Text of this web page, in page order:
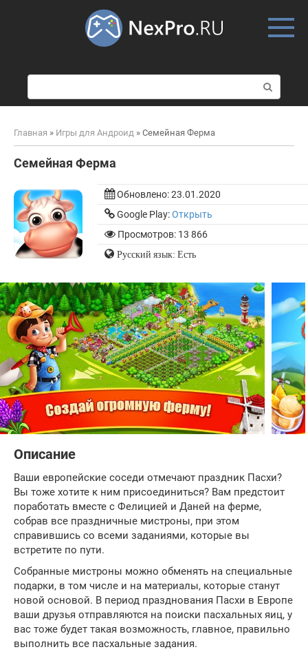
о
и
к
Главная » Игры для Андроид » Семейная Ферма
Семейная Ферма
Обновлено:23.01.2020
Google Play:Открыть
Просмотров: 13 866
Русский язык: Есть
Описание
Ваши европейские соседи отмечают праздник Пасхи?
Вы тоже хотите к ним присоединиться? Вам предстоит
поработать вместе с Фелицией и Даней на ферме,
собрав все праздничные мистроны, при этом
справившись со всеми заданиями, которые вы
встретите по пути.
Собранные мистроны можно обменять на специальные
подарки, в том числе и на материалы, которые станут
новой основой. В период празднования Пасхи в Европе
ваши друзья отправляются на поиски пасхальных яиц, у
вас тоже будет такая возможность, главное, правильно
выполнить все пасхальные задания.